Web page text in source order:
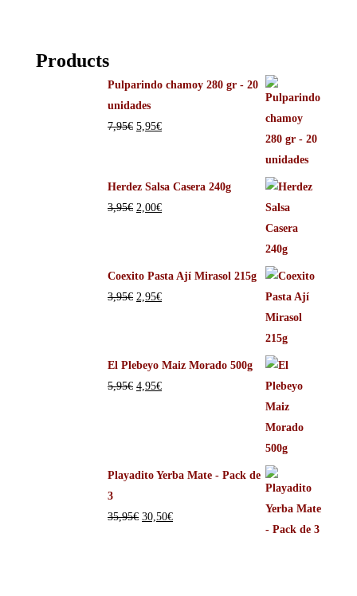
Products
Pulparindo chamoy 280 gr - 20
unidades
7,95€ 5,95€
Herdez Salsa Casera 240g
3,95€ 2,00€
Coexito Pasta Ají Mirasol 215g
3,95€ 2,95€
El Plebeyo Maiz Morado 500g
5,95€ 4,95€
Playadito Yerba Mate - Pack de
3
35,95€ 30,50€